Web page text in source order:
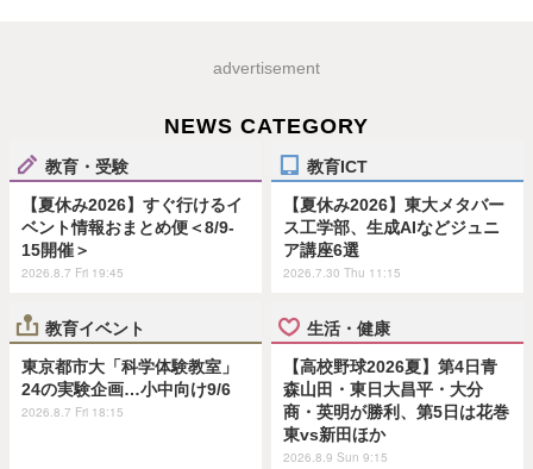
advertisement
NEWS CATEGORY
教育・受験
【夏休み2026】すぐ行けるイ
ベント情報おまとめ便＜8/9-
15開催＞
2026.8.7 Fri 19:45
教育ICT
【夏休み2026】東大メタバー
ス工学部、生成AIなどジュニ
ア講座6選
2026.7.30 Thu 11:15
教育イベント
東京都市大「科学体験教室」
24の実験企画…小中向け9/6
2026.8.7 Fri 18:15
生活・健康
【高校野球2026夏】第4日青
森山田・東日大昌平・大分
商・英明が勝利、第5日は花巻
東vs新田ほか
2026.8.9 Sun 9:15